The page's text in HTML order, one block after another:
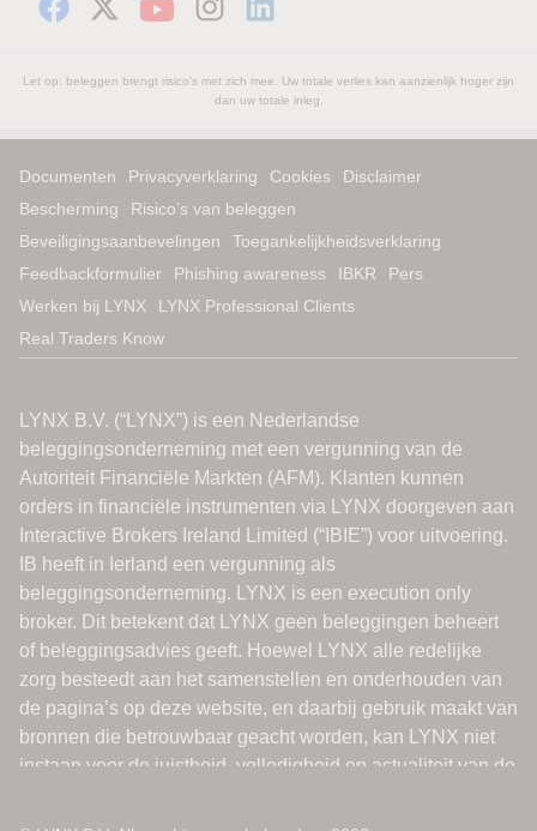
Let op: beleggen brengt risico's met zich mee. Uw totale verlies kan aanzienlijk hoger zijn
dan uw totale inleg.
Documenten Privacyverklaring Cookies
Disclaimer
Bescherming
Risico’s van beleggen
Beveiligingsaanbevelingen
Toegankelijkheidsverklaring
Feedbackformulier
Phishing awareness IBKR
Pers
Werken bij LYNX
LYNX Professional Clients
Real Traders Know